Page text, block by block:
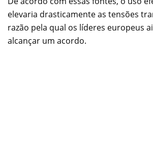
elevaria drasticamente as tensões
razão pela qual os líderes europeus
alcançar um acordo.